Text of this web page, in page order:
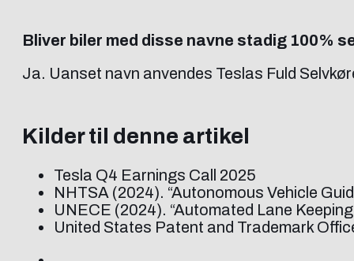
Bliver biler med disse navne stadig 100%
Ja. Uanset navn anvendes Teslas Fuld
Kilder til denne artikel
Tesla Q4 Earnings Call 2025
NHTSA (2024). “Autonomous Vehicle
UNECE (2024). “Automated Lane
United States Patent and Trademark